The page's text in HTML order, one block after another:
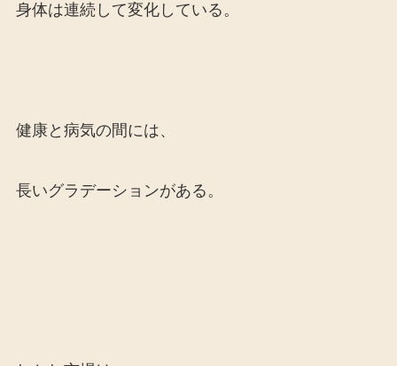
身体は連続して変化している。
健康と病気の間には、
長いグラデーションがある。